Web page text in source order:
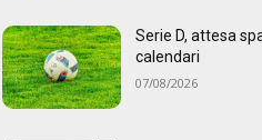
Serie D, attesa
calendari
07/08/2026